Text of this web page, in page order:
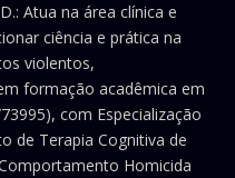
Atua na área clínica e
ciência e prática na
violentos,
formação acadêmica em
com Especialização
de Terapia Cognitiva de
Homicida